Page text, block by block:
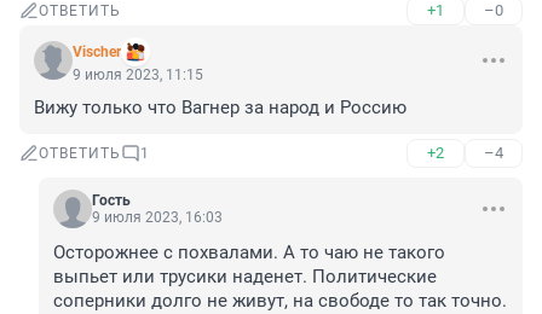
ОТВЕТИТЬ +1 –0
Vischer
9 июля 2023, 11:15
Вижу только что Вагнер за народ и Россию
ОТВЕТИТЬ 1 +2 –4
Гость
9 июля 2023, 16:03
Осторожнее с похвалами. А то чаю не такого
выпьет или трусики наденет. Политические
соперники долго не живут, на свободе то так точно.